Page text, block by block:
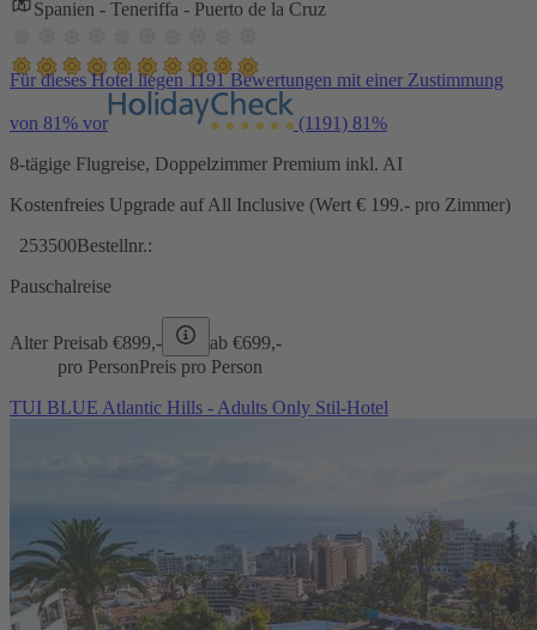
Spanien - Teneriffa - Puerto de la Cruz
Für dieses Hotel liegen 1191 Bewertungen mit einer Zustimmung
von 81% vor (1191) 81%
8-tägige Flugreise, Doppelzimmer Premium inkl. AI
Kostenfreies Upgrade auf All Inclusive (Wert € 199.- pro Zimmer)
253500Bestellnr.:
Pauschalreise
Alter Preisab €899,- ab €699,-
pro PersonPreis pro Person
TUI BLUE Atlantic Hills - Adults Only Stil-Hotel